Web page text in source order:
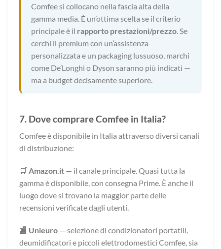
Comfee si collocano nella fascia alta della
gamma media. È un’ottima scelta se il criterio
principale è il rapporto prestazioni/prezzo . Se
cerchi il premium con un’assistenza
personalizzata e un packaging lussuoso, marchi
come De’Longhi o Dyson saranno più indicati —
ma a budget decisamente superiore.
7. Dove comprare Comfee in Italia?
Comfee è disponibile in Italia attraverso diversi canali
di distribuzione:
🛒 Amazon.it — il canale principale. Quasi tutta la
gamma è disponibile, con consegna Prime. È anche il
luogo dove si trovano la maggior parte delle
recensioni verificate dagli utenti.
🏬 Unieuro — selezione di condizionatori portatili,
deumidificatori e piccoli elettrodomestici Comfee, sia